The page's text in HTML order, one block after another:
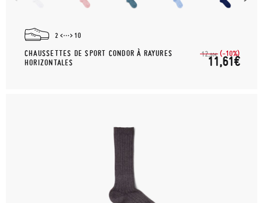
2 10
CHAUSSETTES DE SPORT CONDOR À RAYURES
HORIZONTALES
12,90€ (-10%)
11,61€